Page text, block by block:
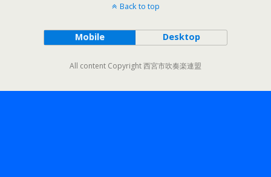
Back to top
Mobile Desktop
All content Copyright 西宮市吹奏楽連盟